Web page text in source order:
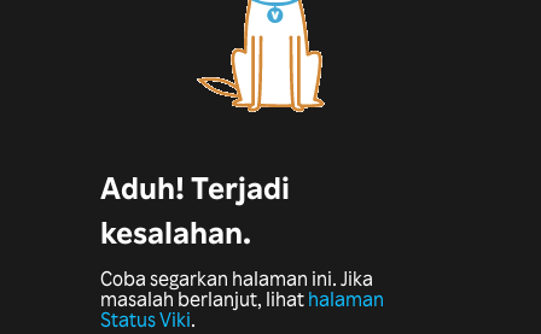
Aduh! Terjadi
kesalahan.
Coba segarkan halaman ini. Jika
masalah berlanjut, lihat halaman
Status Viki.